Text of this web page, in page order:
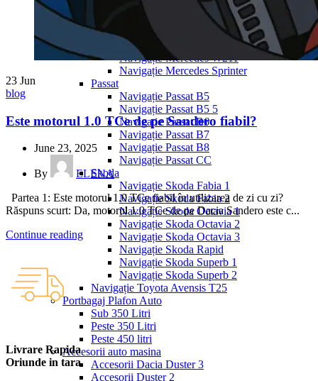
Navigație Mercedes C Class W203
Navigație Mercedes C Class W204
Navigație Mercedes W203
Navigație Mercedes W204
Navigație Mercedes W211
Navigație Mercedes Sprinter
Passat
Navigație Passat B5
Navigație Passat B5 5
Navigație Passat B6
Navigație Passat B7
Navigație Passat B8
Navigație Passat CC
Skoda
Navigație Skoda Fabia 1
Navigație Skoda Fabia 2
Navigație Skoda Octavia 1
Navigație Skoda Octavia 2
Navigație Skoda Octavia 3
Navigație Skoda Rapid
Navigație Skoda Superb 1
Navigație Skoda Superb 2
Navigație Toyota Avensis T25
Portbagaj Plafon Auto
Sub 350 Litri
Peste 350 Litri
Peste 450 litri
Accesorii auto masina
Accesorii Dacia Duster 3
Accesorii Duster 2
23 Jun
blog
Este motorul 1.0 TCe de pe Sandero fiabil?
June 23, 2025
By
ELENA
Partea 1: Este motorul 1.0 TCe fiabil în utilizarea de zi cu zi?
Răspuns scurt: Da, motorul 1.0 TCe de pe Dacia Sandero este c...
Continue reading
Livrare Rapida
Oriunde in tara